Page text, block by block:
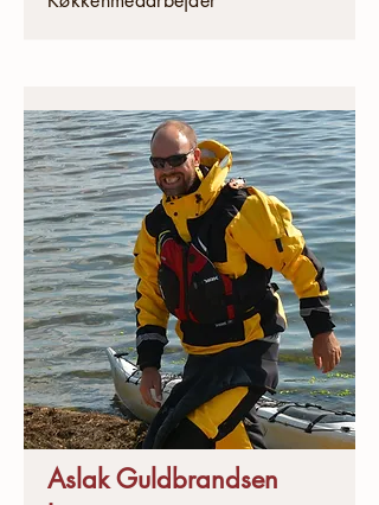
Aslak Guldbrandsen